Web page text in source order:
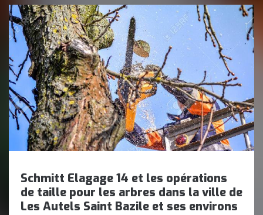
Schmitt Elagage 14 et les opérations
de taille pour les arbres dans la ville de
Les Autels Saint Bazile et ses environs